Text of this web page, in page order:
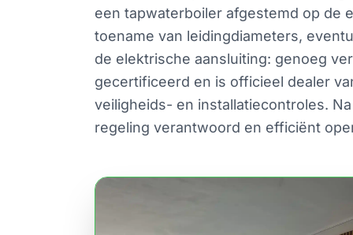
een tapwaterboiler afgestemd op de
toename van leidingdiameters,
de elektrische aansluiting: genoeg
gecertificeerd en is officieel dealer
veiligheids- en installatiecontroles.
regeling verantwoord en efficiënt